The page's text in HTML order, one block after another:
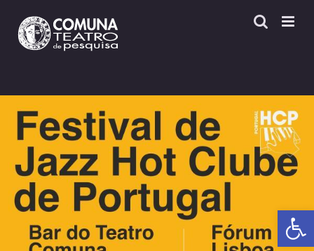
content